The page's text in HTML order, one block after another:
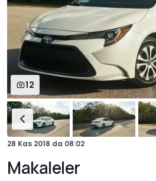
12
28 Kas 2018 da 08:02
Makaleler